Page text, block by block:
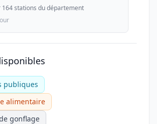
164 stations du département
publiques
alimentaire
gonflage